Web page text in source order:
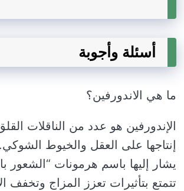
أسئلة وأجوبة
ما هي الاندورفين؟
الإندورفين هو عدد من الناقلات
إنتاجها على العقل والخيوط الشوكي.
يشار إليها باسم هرمونات “الشعور
تتمتع بتأثيرات تعزز المزاج وتخفف